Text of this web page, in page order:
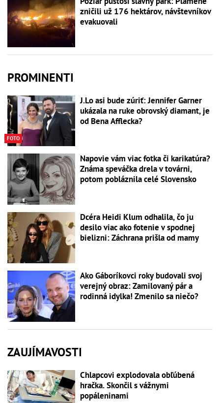
zničili už 176 hektárov, návštevníkov
evakuovali
PROMINENTI
FOTO
J.Lo asi bude zúriť: Jennifer Garner
ukázala na ruke obrovský diamant, je
od Bena Afflecka?
Napovie vám viac fotka či karikatúra?
Známa speváčka drela v továrni,
potom pobláznila celé Slovensko
Dcéra Heidi Klum odhalila, čo ju
desilo viac ako fotenie v spodnej
bielizni: Záchrana prišla od mamy
Ako Gáboríkovci roky budovali svoj
verejný obraz: Zamilovaný pár a
rodinná idylka! Zmenilo sa niečo?
ZAUJÍMAVOSTI
Chlapcovi explodovala obľúbená
hračka. Skončil s vážnymi
popáleninami